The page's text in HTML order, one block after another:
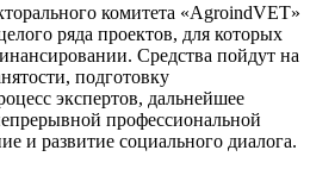
комитета «AgroindVET»
ряда проектов, для которых
Средства пойдут на
под­готовку
экспертов, дальнейшее
профессиональной
и разви­тие социального диалога.